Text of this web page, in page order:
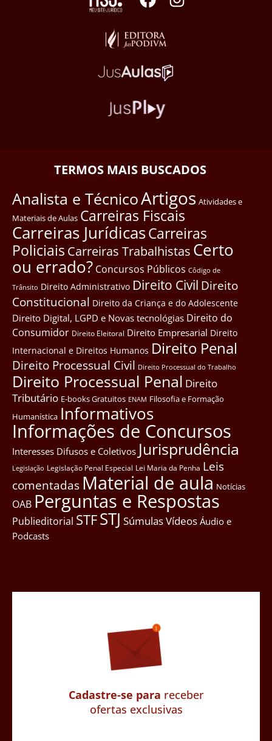
TERMOS MAIS BUSCADOS
Analista e TécnicoArtigos Atividades e
Materiais de Aulas Carreiras Fiscais
Carreiras JurídicasCarreiras
Policiais Carreiras Trabalhistas Certo
ou errado? Concursos Públicos Côdigo de
Trânsito Direito Administrativo Direito Civil Direito
Constitucional Direito da Criança e do Adolescente
Direito Digital, LGPD e Novas tecnológias Direito do
Consumidor Direito Eleitoral Direito Empresarial Direito
Internacional e Direitos Humanos Direito Penal
Direito Processual Civil Direito Processual do Trabalho
Direito Processual Penal Direito
Tributário E-books Gratuitos ENAM Filosofia e Formação
Humanística Informativos
Informações de Concursos
Interesses Difusos e Coletivos Jurisprudência
Legislação Legislação Penal Especial Lei Maria da Penha Leis
comentadas Material de aula Notícias
OAB Perguntas e Respostas
Publieditorial STFSTJ SúmulasVídeos Áudio e
Podcasts
Cadastre-se para receber
ofertas exclusivas